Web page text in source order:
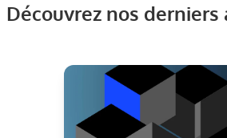
Découvrez nos derniers